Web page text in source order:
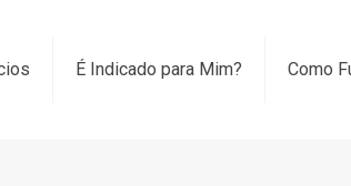
É Indicado para Mim? Como